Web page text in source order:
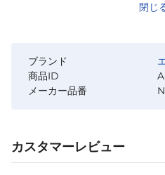
閉じ
ブランド
商品ID
メーカー品番
カスタマーレビュー